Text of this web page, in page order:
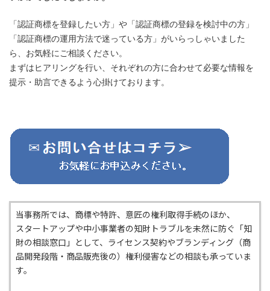
「認証商標を登録したい方」や「認証商標の登録を検討中の方」
「認証商標の運用方法で迷っている方」がいらっしゃいました
ら、お気軽にご相談ください。
まずはヒアリングを行い、それぞれの方に合わせて必要な情報を
提示・助言できるよう心掛けております。
当事務所では、商標や特許、意匠の権利取得手続のほか、
スタートアップや中小事業者の知財トラブルを未然に防ぐ「知
財の相談窓口」として、ライセンス契約やブランディング（商
品開発段階・商品販売後の）権利侵害などの相談も承っていま
す。